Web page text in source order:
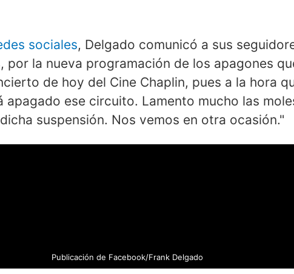
sociales, Delgado comunicó a sus
por la nueva programación de los apagones
de hoy del Cine Chaplin, pues a la hora
apagado ese circuito. Lamento mucho las
suspensión. Nos vemos en otra ocasión."
Publicación de Facebook/Frank Delgado